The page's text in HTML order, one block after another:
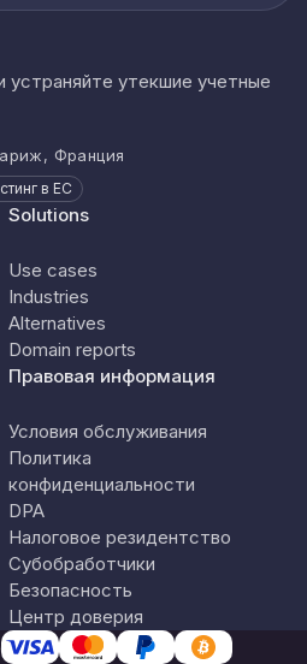
утекшие учетные
Франция
в ЕС
Solutions
Use cases
Industries
Alternatives
Domain reports
Правовая информация
Условия обслуживания
Политика
конфиденциальности
DPA
Налоговое резидентство
Субобработчики
Безопасность
Центр доверия